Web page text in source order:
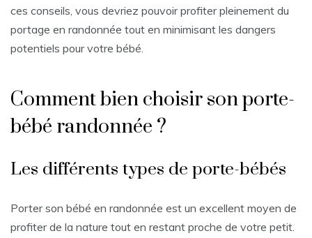
ces conseils, vous devriez pouvoir profiter pleinement du
portage en randonnée tout en minimisant les dangers
potentiels pour votre bébé.
Comment bien choisir son porte-
bébé randonnée ?
Les différents types de porte-bébés
Porter son bébé en randonnée est un excellent moyen de
profiter de la nature tout en restant proche de votre petit.